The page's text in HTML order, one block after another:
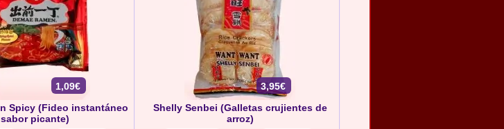
1,09€
Spicy (Fideo instantáneo
sabor picante)
3,95€
Shelly Senbei (Galletas crujientes de
arroz)